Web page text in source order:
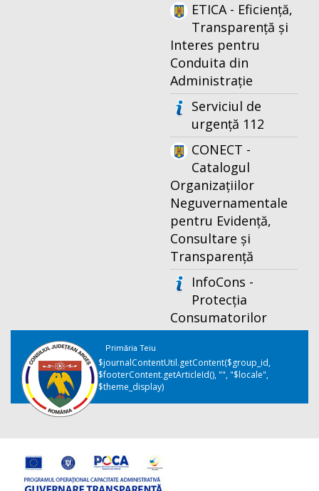
ETICA - Eficiență,
Transparență și
Interes pentru
Conduita din
Administrație
Serviciul de
urgență 112
CONECT -
Catalogul
Organizațiilor
Neguvernamentale
pentru Evidență,
Consultare și
Transparență
InfoCons -
Protecția
Consumatorilor
Primăria Teiu
$journalContentUtil.getContent($group_id,
$footerContent.getArticleId(), "", "$locale",
$theme_display)